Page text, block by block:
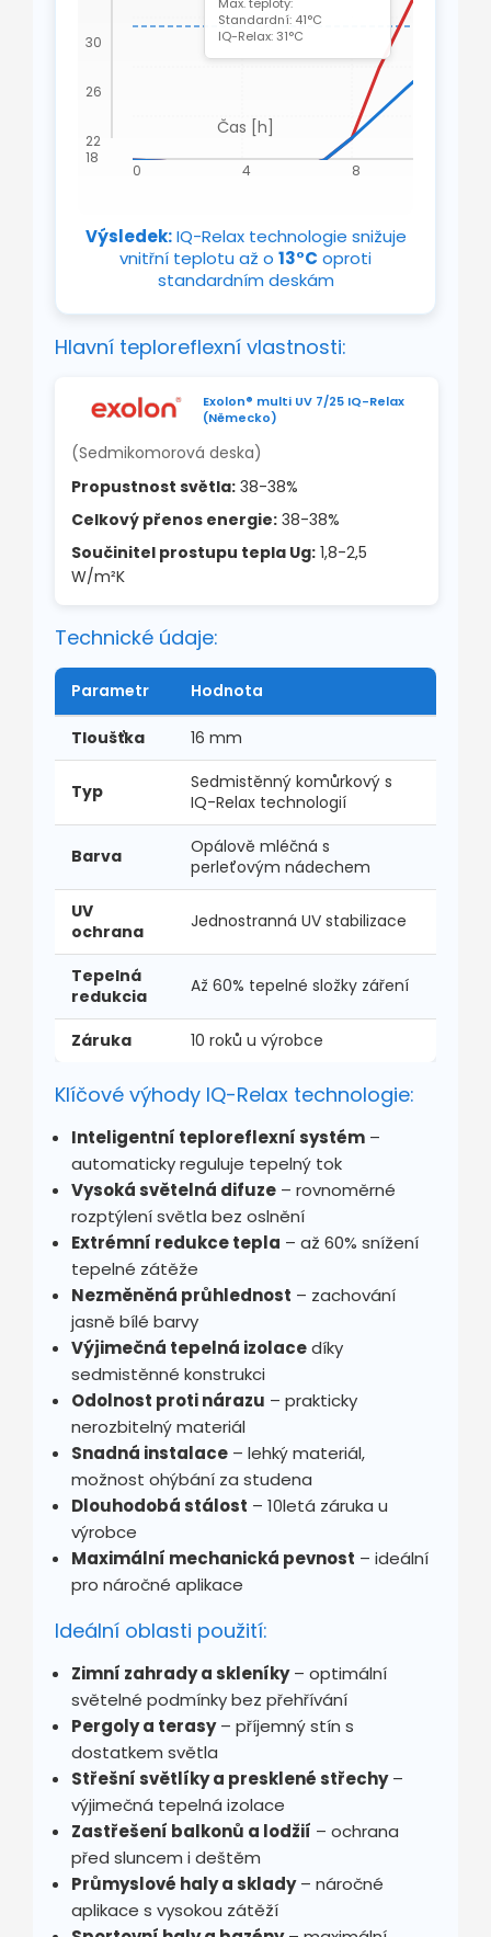
30
26
22
18
0 4 8
Standardní: 41°C
IQ-Relax: 31°C
Čas [h]
Výsledek:IQ-Relax technologie snižuje
vnitřní teplotu až o 13°C oproti
standardním deskám
Hlavní teploreflexní vlastnosti:
Exolon® multi UV 7/25 IQ-Relax
(Německo)
(Sedmikomorová deska)
Propustnost světla: 38-38%
Celkový přenos energie: 38-38%
Součinitel prostupu tepla Ug: 1,8-2,5
W/m²K
Technické údaje:
Parametr Hodnota
Tloušťka 16 mm
Typ
Sedmistěnný komůrkový s
IQ-Relax technologií
Barva
Opálově mléčná s
perleťovým nádechem
UV
ochrana
Jednostranná UV stabilizace
Tepelná
redukcia
Až 60% tepelné složky záření
Záruka 10 roků u výrobce
Klíčové výhody IQ-Relax technologie:
Inteligentní teploreflexní systém –
automaticky reguluje tepelný tok
Vysoká světelná difuze – rovnoměrné
rozptýlení světla bez oslnění
Extrémní redukce tepla – až 60% snížení
tepelné zátěže
Nezměněná průhlednost – zachování
jasně bílé barvy
Výjimečná tepelná izolacedíky
sedmistěnné konstrukci
Odolnost proti nárazu – prakticky
nerozbitelný materiál
Snadná instalace – lehký materiál,
možnost ohýbání za studena
Dlouhodobá stálost – 10letá záruka u
výrobce
Maximální mechanická pevnost – ideální
pro náročné aplikace
Ideální oblasti použití:
Zimní zahrady a skleníky– optimální
světelné podmínky bez přehřívání
Pergoly a terasy– příjemný stín s
dostatkem světla
Střešní světlíky a presklené střechy–
výjimečná tepelná izolace
Zastřešení balkonů a lodžií – ochrana
před sluncem i deštěm
Průmyslové haly a sklady– náročné
aplikace s vysokou zátěží